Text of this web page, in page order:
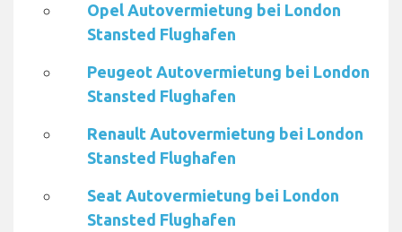
Opel Autovermietung bei London
Stansted Flughafen
Peugeot Autovermietung bei London
Stansted Flughafen
Renault Autovermietung bei London
Stansted Flughafen
Seat Autovermietung bei London
Stansted Flughafen